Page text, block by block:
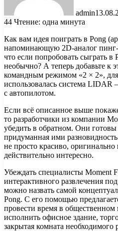
admin
44 Чтение: одна минута
Как вам идея поиграть в Pong
напоминающую 2D-аналог пинг-
что если попробовать сыграть в
необычно? А теперь добавьте к
командным режимом «2 × 2», для
использовалась система
с автопилотом.
Если всё описанное выше
то разработчики из компании
убедить в обратном. Они готовы
придуманная ими
не просто красиво,
действительно интересно.
Убеждать специалисты Moment
интерактивного развлечения
можно назвать самой
Pong. С его помощью
провести время в общественном
исполнить офисное здание,
закрытая комната необходимого